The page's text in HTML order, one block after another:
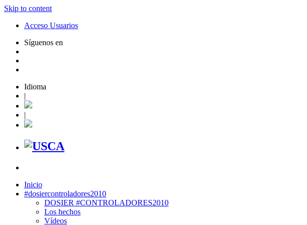
Skip to content
Acceso Usuarios
Síguenos en
Idioma
|
|
Inicio
#dosiercontroladores2010
DOSIER #CONTROLADORES2010
Los hechos
Vídeos